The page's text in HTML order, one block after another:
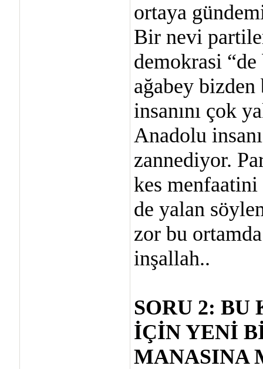
ortaya
Bir nevi
demokrasi
ağabey
insanını çok
Anadolu
zannediyor.
kes
de yalan
zor bu
inşallah..
SORU 2: BU
İÇİN YENİ
MANASINA